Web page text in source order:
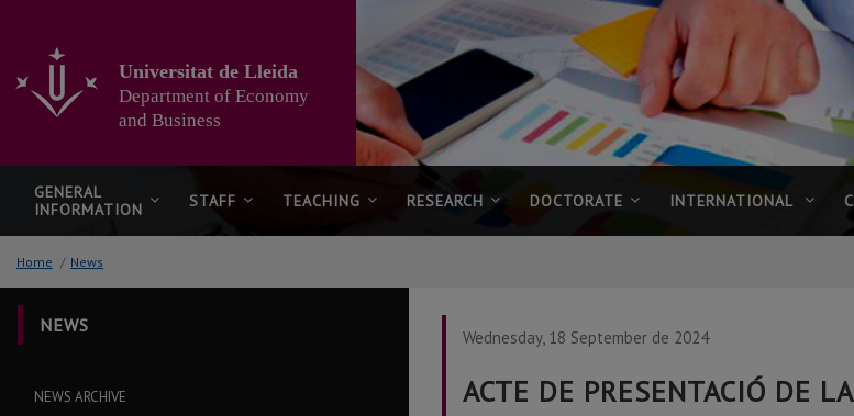
main
content
page
Universitat de Lleida
Department of Economy
and Business
GENERAL
INFORMATION
STAFF TEACHING RESEARCH DOCTORATE INTERNATIONAL
Home / News
NEWS
NEWS ARCHIVE
Wednesday, 18 September de 2024
ACTE DE PRESENTACIÓ DE